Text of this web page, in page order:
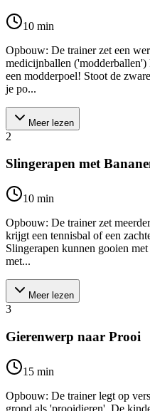
10 min
Opbouw: De trainer zet een
medicijnballen
een modderpoel! Stoot de
je po...
Meer lezen
2
Slingerapen met
10 min
Opbouw: De trainer zet
krijgt een tennisbal of een
Slingerapen kunnen gooien
met...
Meer lezen
3
Gierenwerp naar Prooi
15 min
Opbouw: De trainer legt op
grond als 'prooidieren'. De